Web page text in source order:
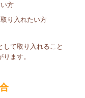
方
り入れたい方
して取り入れること
ます。